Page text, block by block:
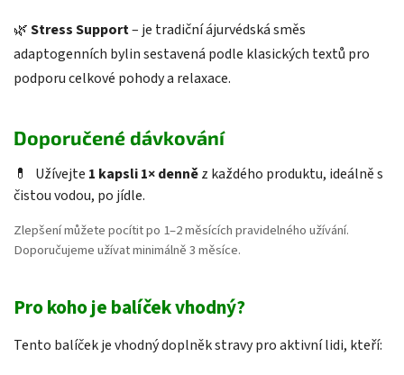
🌿Stress Support– je tradiční ájurvédská směs
adaptogenních bylin sestavená podle klasických textů pro
podporu celkové pohody a relaxace.
Doporučené dávkování
💊 Užívejte 1 kapsli 1× denněz každého produktu, ideálně s
čistou vodou, po jídle.
Zlepšení můžete pocítit po 1–2 měsících pravidelného užívání.
Doporučujeme užívat minimálně 3 měsíce.
Pro koho je balíček vhodný?
Tento balíček je vhodný doplněk stravy pro aktivní lidi, kteří: